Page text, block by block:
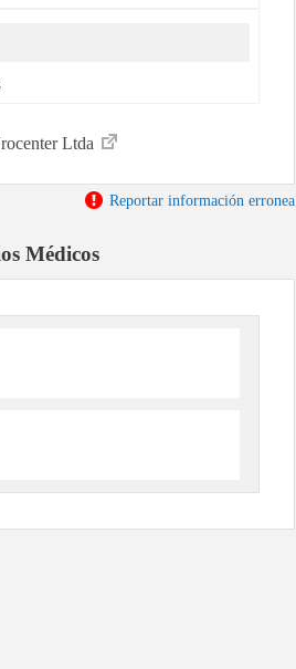
Ltda
Reportar información erronea
Médicos